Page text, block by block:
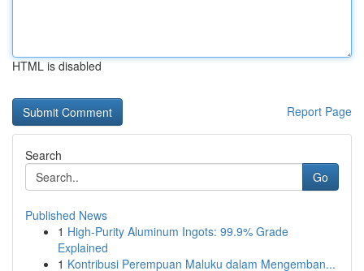
HTML is disabled
Report Page
Search
Go
Published News
1 High-Purity Aluminum Ingots: 99.9% Grade
Explained
1 Kontribusi Perempuan Maluku dalam Mengemban...